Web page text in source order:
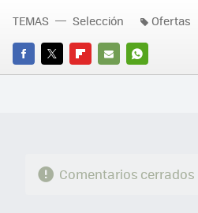
FACEBOOK
TWITTERFLIPBOARD
E-
WHATSAPP
TEMAS Selección Ofertas
Comentarios cerrados